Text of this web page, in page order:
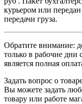
курьером или
передачи груза.
Обратите внимание:
только в рабочие дни
является полная
Задать вопрос о
Вы можете задать
товару или работе